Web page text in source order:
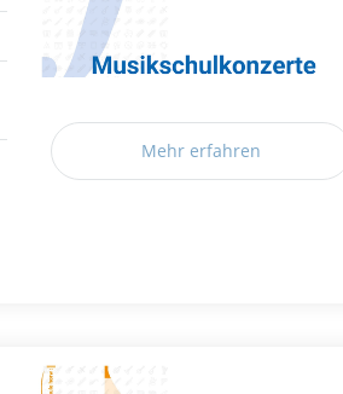
Mehr erfahren